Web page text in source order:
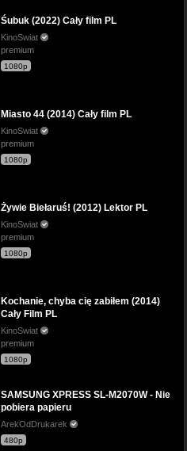
Śubuk (2022) Cały film PL
KinoSwiat
premium
1080p
Miasto 44 (2014) Cały film PL
KinoSwiat
premium
1080p
Żywie Biełaruś! (2012) Lektor PL
KinoSwiat
premium
1080p
Kochanie, chyba cię zabiłem (2014)
Cały Film PL
KinoSwiat
premium
1080p
SAMSUNG XPRESS SL-M2070W - Nie
pobiera papieru
ArekOdDrukarek
480p